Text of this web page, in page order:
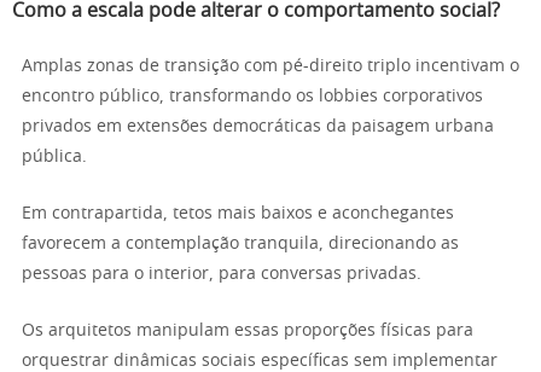
Como a escala pode alterar o comportamento social?
Amplas zonas de transição com pé-direito triplo incentivam o
encontro público, transformando os lobbies corporativos
privados em extensões democráticas da paisagem urbana
pública.
Em contrapartida, tetos mais baixos e aconchegantes
favorecem a contemplação tranquila, direcionando as
pessoas para o interior, para conversas privadas.
Os arquitetos manipulam essas proporções físicas para
orquestrar dinâmicas sociais específicas sem implementar